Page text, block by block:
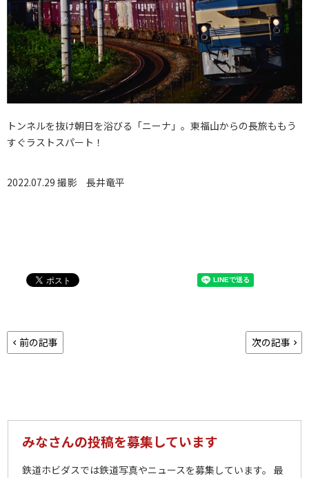
トンネルを抜け朝日を浴びる「ニーナ」。東福山からの長旅ももう
すぐラストスパート！
2022.07.29 撮影 長井竜平
前の記事 次の記事
みなさんの投稿を募集しています
鉄道ホビダスでは鉄道写真やニュースを募集しています。 最